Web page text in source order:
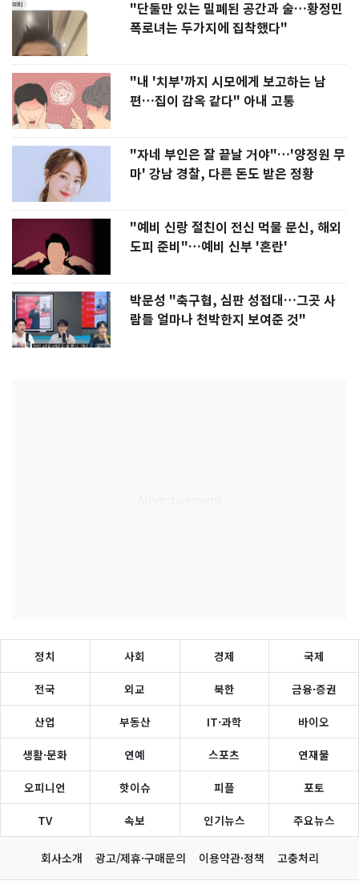
"단둘만 있는 밀폐된 공간과 술…황정민
폭로녀는 두가지에 집착했다"
"내 '치부'까지 시모에게 보고하는 남
편…집이 감옥 같다" 아내 고통
"자네 부인은 잘 끝날 거야"…'양정원 무
마' 강남 경찰, 다른 돈도 받은 정황
"예비 신랑 절친이 전신 먹물 문신, 해외
도피 준비"…예비 신부 '혼란'
박문성 "축구협, 심판 성접대…그곳 사
람들 얼마나 천박한지 보여준 것"
정치 사회 경제 국제
전국 외교 북한 금융·증권
산업 부동산 IT·과학 바이오
생활·문화 연예 스포츠 연재물
오피니언 핫이슈 피플 포토
TV 속보 인기뉴스 주요뉴스
회사소개 광고/제휴·구매문의 이용약관·정책 고충처리